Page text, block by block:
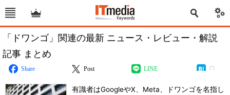
「ドワンゴ」関連の最新 ニュース・レビュー・解説
記事 まとめ
Share Post LINE
有識者はGoogleやX、Meta、ドワンゴを名指し